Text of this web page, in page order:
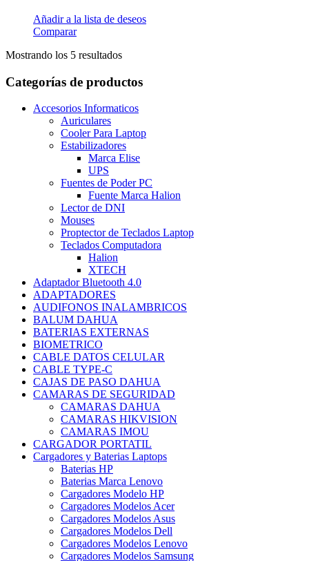
Añadir a la lista de deseos
Comparar
Mostrando los 5 resultadosOrdenado
los
Categorías de productos
Accesorios Informaticos
Auriculares
Cooler Para Laptop
Estabilizadores
Marca Elise
UPS
Fuentes de Poder PC
Fuente Marca Halion
Lector de DNI
Mouses
Proptector de Teclados Laptop
Teclados Computadora
Halion
XTECH
Adaptador Bluetooth 4.0
ADAPTADORES
AUDIFONOS INALAMBRICOS
BALUM DAHUA
BATERIAS EXTERNAS
BIOMETRICO
CABLE DATOS CELULAR
CABLE TYPE-C
CAJAS DE PASO DAHUA
CAMARAS DE SEGURIDAD
CAMARAS DAHUA
CAMARAS HIKVISION
CAMARAS IMOU
CARGADOR PORTATIL
Cargadores y Baterias Laptops
Baterias HP
Baterias Marca Lenovo
Cargadores Modelo HP
Cargadores Modelos Acer
Cargadores Modelos Asus
Cargadores Modelos Dell
Cargadores Modelos Lenovo
Cargadores Modelos Samsung